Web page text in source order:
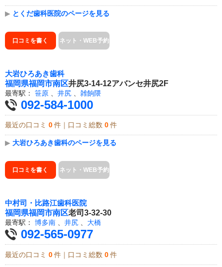
▶ とくだ歯科医院のページを見る
口コミを書く ネット・WEB予約
大岩ひろあき歯科
福岡県福岡市南区井尻3-14-12アバンセ井尻2F
最寄駅： 笹原 井尻 雑餉隈
092-584-1000
最近の口コミ 0 件｜口コミ総数 0 件
▶ 大岩ひろあき歯科のページを見る
口コミを書く ネット・WEB予約
中村司・比路江歯科医院
福岡県福岡市南区老司3-32-30
最寄駅： 博多南 、 井尻 、 大橋
092-565-0977
最近の口コミ 0 件｜口コミ総数 0 件